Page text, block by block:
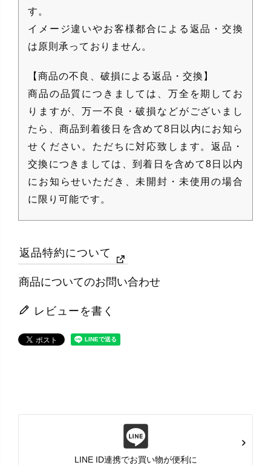
す。
イメージ違いやお客様都合による返品・交換
は原則承っておりません。
【商品の不良、破損による返品・交換】
商品の品質につきましては、万全を期してお
りますが、万一不良・破損などがございまし
たら、商品到着後日を含めて8日以内にお知ら
せください。ただちに対応致します。返品・
交換につきましては、到着日を含めて8日以内
にお知らせいただき、未開封・未使用の場合
に限り可能です。
返品特約について
商品についてのお問い合わせ
レビューを書く
LINE ID連携でお買い物が便利に